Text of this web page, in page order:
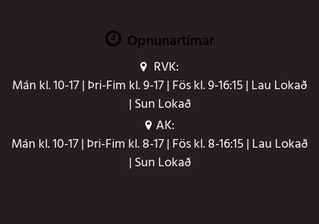
Opnunartímar
RVK:
Mán kl. 10-17 | Þri-Fim kl. 9-17 | Fös kl. 9-16:15 | Lau Lokað
| Sun Lokað
AK:
Mán kl. 10-17 | Þri-Fim kl. 8-17 | Fös kl. 8-16:15 | Lau Lokað
| Sun Lokað